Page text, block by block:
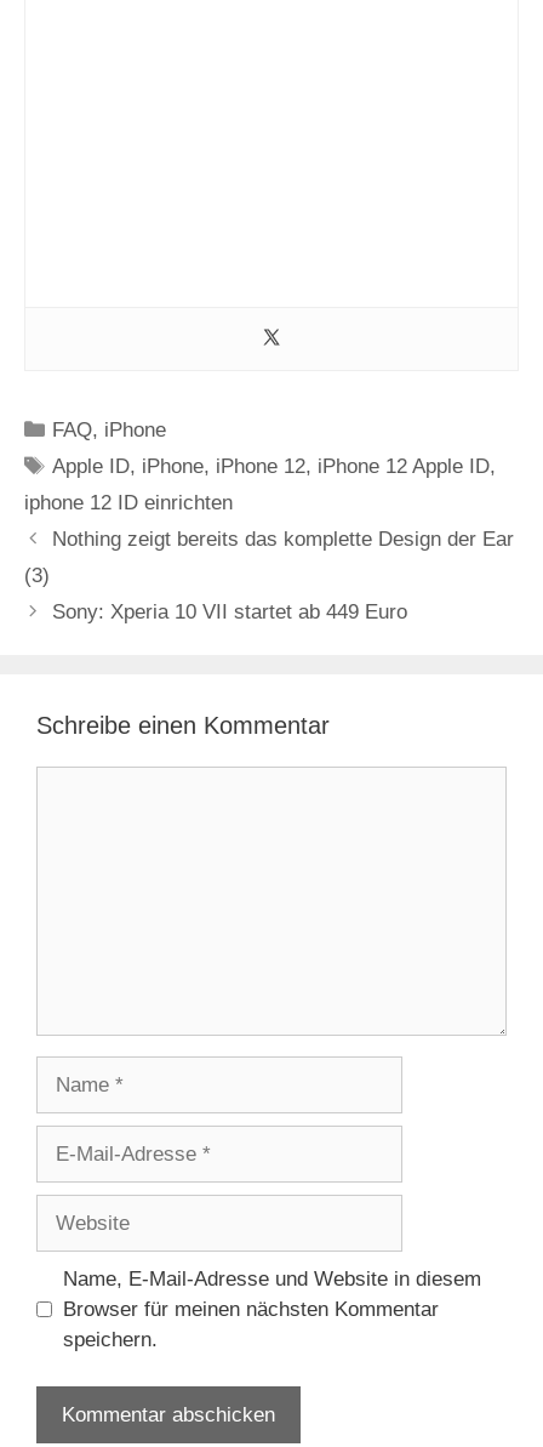
Kategorien
FAQ, iPhone
Schlagwörter
Apple ID, iPhone, iPhone 12, iPhone 12 Apple ID,
iphone 12 ID einrichten
Nothing zeigt bereits das komplette Design der Ear
(3)
Sony: Xperia 10 VII startet ab 449 Euro
Schreibe einen Kommentar
Adresse
Name, E-Mail-Adresse und Website in diesem
Browser für meinen nächsten Kommentar
speichern.